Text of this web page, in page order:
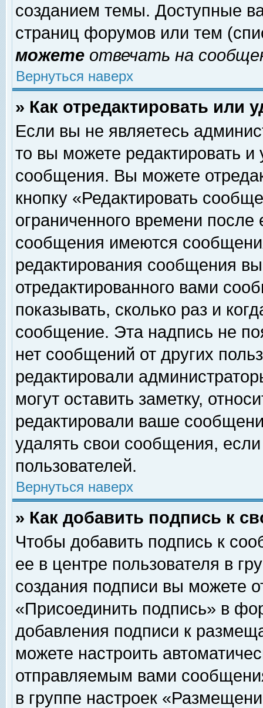
созданием темы. Доступные
страниц форумов или тем
можете отвечать на
Вернуться наверх
» Как отредактировать или
Если вы не являетесь
то вы можете редактировать и
сообщения. Вы можете
кнопку «Редактировать
ограниченного времени
сообщения имеются
редактирования сообщения
отредактированного вами
показывать, сколько раз и
сообщение. Эта надпись не
нет сообщений от других
редактировали
могут оставить заметку,
редактировали ваше
удалять свои сообщения,
пользователей.
Вернуться наверх
» Как добавить подпись к
Чтобы добавить подпись к
ее в центре пользователя в
создания подписи вы можете
«Присоединить подпись» в
добавления подписи к
можете настроить
отправляемым вами
в группе настроек